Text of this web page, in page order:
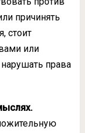
причинять
стоит
или
права